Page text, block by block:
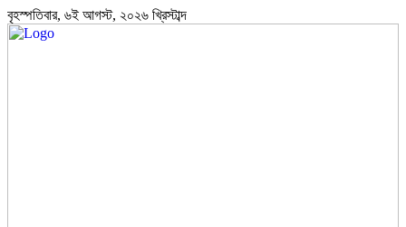
বৃহস্পতিবার, ৬ই আগস্ট, ২০২৬ খ্রিস্টাব্দ